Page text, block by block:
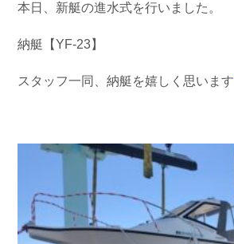
Shop Info.
Contact us
本日、新艇の進水式を行いました。
納艇【YF-23】
スタッフ一同、納艇を嬉しく思います